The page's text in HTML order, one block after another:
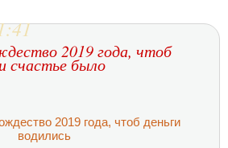
2019 года, чтоб
счастье было